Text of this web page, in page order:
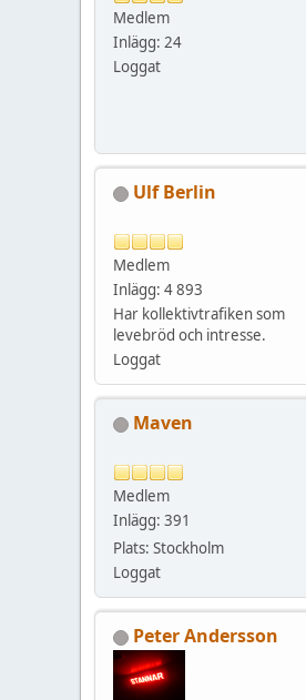
Medlem
Inlägg: 24
Loggat
Ulf Berlin
Medlem
Inlägg: 4 893
Har kollektivtrafiken som
levebröd och intresse.
Loggat
Maven
Medlem
Inlägg: 391
Plats: Stockholm
Loggat
Peter Andersson